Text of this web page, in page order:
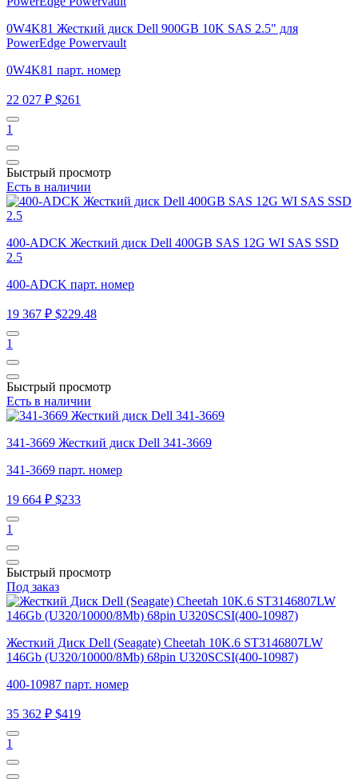
0W4K81 Жесткий диск Dell 900GB 10K SAS 2.5" для
PowerEdge Powervault
0W4K81 парт. номер
22 027 ₽ $261
1
Быстрый просмотр
Есть в наличии
400-ADCK Жесткий диск Dell 400GB SAS 12G WI SAS SSD
2.5
400-ADCK парт. номер
19 367 ₽ $229.48
1
Быстрый просмотр
Есть в наличии
341-3669 Жесткий диск Dell 341-3669
341-3669 парт. номер
19 664 ₽ $233
1
Быстрый просмотр
Под заказ
Жесткий Диск Dell (Seagate) Cheetah 10K.6 ST3146807LW
146Gb (U320/10000/8Mb) 68pin U320SCSI(400-10987)
400-10987 парт. номер
35 362 ₽ $419
1